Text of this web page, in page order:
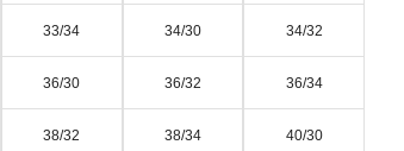
33/34 34/30 34/32
36/30 36/32 36/34
38/32 38/34 40/30